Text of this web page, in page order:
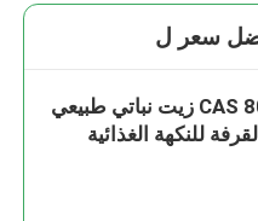
سعر ل
CAS 8007-80-5 زيت نباتي طبيعي